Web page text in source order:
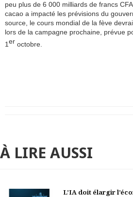
peu plus de 6 000 milliards de francs
cacao a impacté les prévisions du
source, le cours mondial de la fève
lors de la campagne prochaine, prévue
1er octobre.
À LIRE AUSSI
L’IA doit élargir